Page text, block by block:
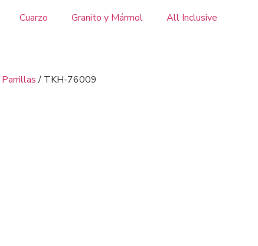
Cuarzo Granito y Mármol All Inclusive
Parrillas/ TKH-76009